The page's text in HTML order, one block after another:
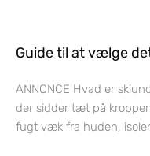
Guide til at vælge
ANNONCE Hvad er
der sidder tæt på
fugt væk fra huden,